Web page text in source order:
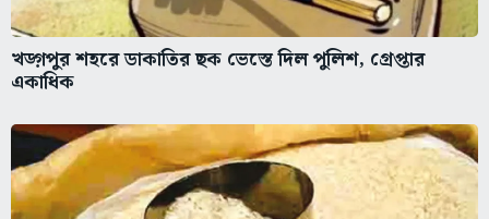
খড়্গপুর শহরে ডাকাতির ছক ভেস্তে দিল পুলিশ, গ্রেপ্তার
একাধিক